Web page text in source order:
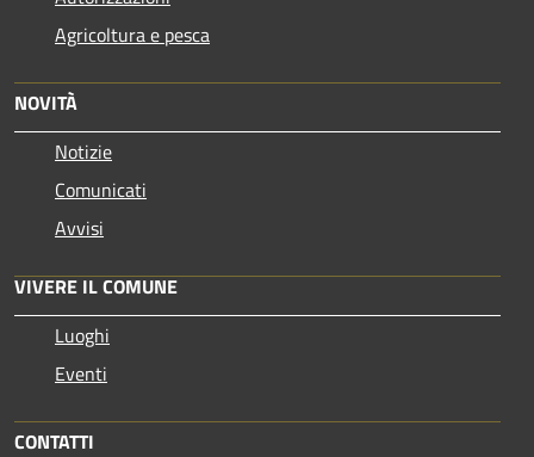
Agricoltura e pesca
NOVITÀ
Notizie
Comunicati
Avvisi
VIVERE IL COMUNE
Luoghi
Eventi
CONTATTI